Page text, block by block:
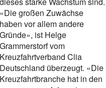
«Die großen Zuwächse
haben vor allem andere
Gründe», ist Helge
Grammerstorf vom
Kreuzfahrtverband Clia
Deutschland überzeugt. «Die
Kreuzfahrtbranche hat in den